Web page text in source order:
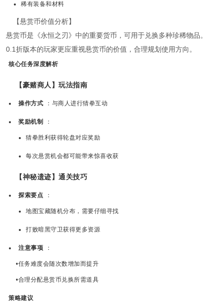
稀有装备和材料
【悬赏币价值分析】
悬赏币是《永恒之刃》中的重要货币，可用于兑换多种珍稀物品。
0.1折版本的玩家更应重视悬赏币的价值，合理规划使用方向。
核心任务深度解析
【豪赌商人】玩法指南
操作方式 ：与商人进行猜拳互动
奖励机制 ：
猜拳胜利获得轮盘对应奖励
每次悬赏机会都可能带来惊喜收获
【神秘遗迹】通关技巧
探索要点 ：
地图宝藏随机分布，需要仔细寻找
打败暗黑守卫获得更多资源
注意事项 ：
•任务难度会随次数增加而提升
•合理分配悬赏币兑换所需道具
策略建议